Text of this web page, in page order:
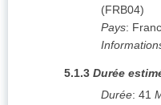
(FRB04)
Pays:
5.1.3 Durée
Durée: 41